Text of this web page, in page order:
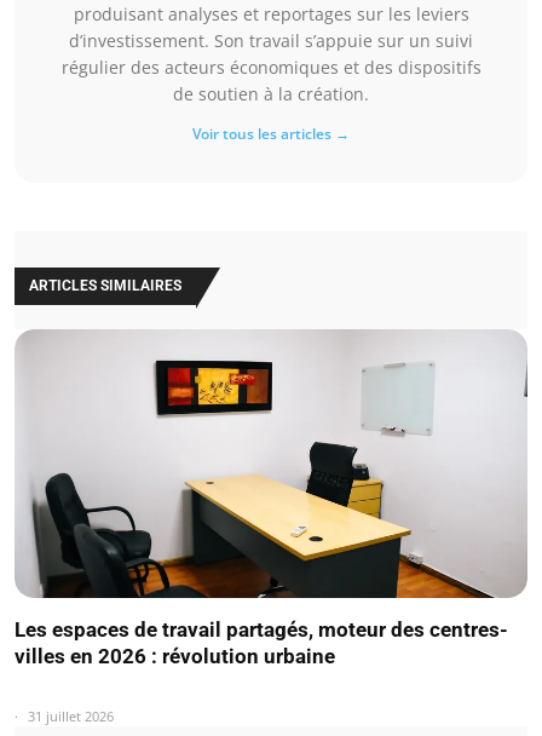
produisant analyses et reportages sur les leviers
d’investissement. Son travail s’appuie sur un suivi
régulier des acteurs économiques et des dispositifs
de soutien à la création.
Voir tous les articles →
ARTICLES SIMILAIRES
Les espaces de travail partagés, moteur des centres-
villes en 2026 : révolution urbaine
31 juillet 2026